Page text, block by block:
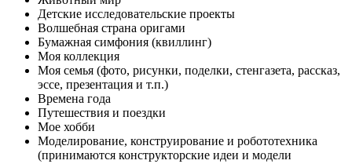
Детские исследовательские проекты
Волшебная страна оригами
Бумажная симфония (квиллинг)
Моя коллекция
Моя семья (фото, рисунки, поделки, стенгазета, рассказ,
эссе, презентация и т.п.)
Времена года
Путешествия и поездки
Мое хобби
Моделирование, конструирование и робототехника
(принимаются конструкторские идеи и модели